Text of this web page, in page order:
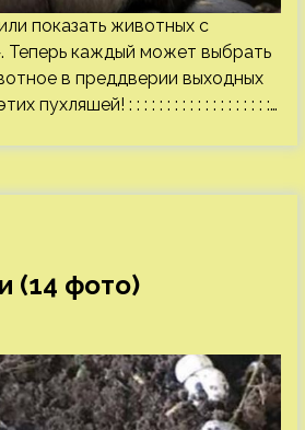
показать животных с
Теперь каждый может выбрать
в преддверии выходных
пухляшей! : : : : : : : : : : : : : : : : : : :…
(14 фото)